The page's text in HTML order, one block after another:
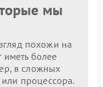
мы
похожи на
иметь более
в сложных
или процессора.